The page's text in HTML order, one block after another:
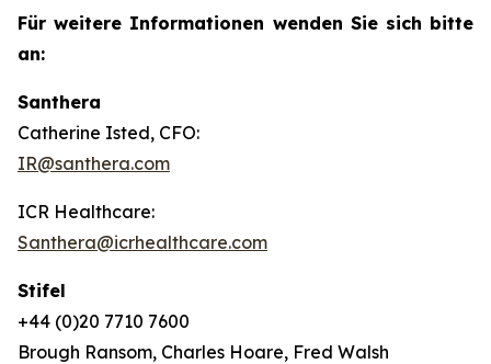
Für weitere Informationen wenden Sie sich bitte
an:
Santhera
Catherine Isted, CFO:
IR@santhera.com
ICR Healthcare:
Santhera@icrhealthcare.com
Stifel
+44 (0)20 7710 7600
Brough Ransom, Charles Hoare, Fred Walsh